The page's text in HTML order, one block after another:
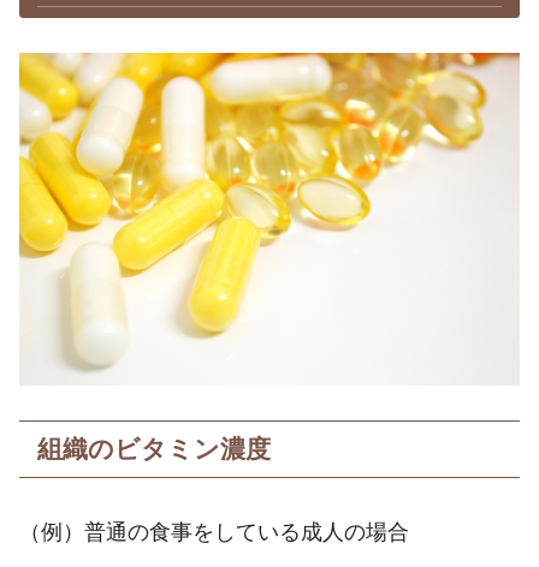
組織のビタミン濃度
（例）普通の食事をしている成人の場合